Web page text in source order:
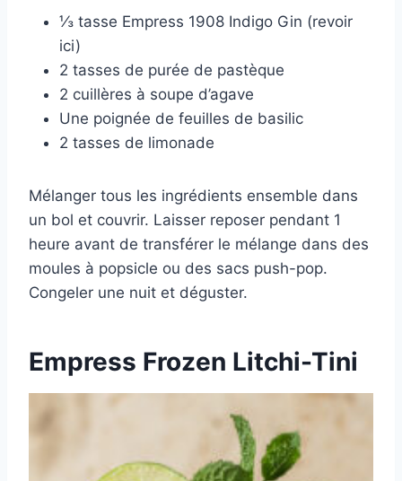
⅓ tasse Empress 1908 Indigo Gin (revoir
ici)
2 tasses de purée de pastèque
2 cuillères à soupe d’agave
Une poignée de feuilles de basilic
2 tasses de limonade
Mélanger tous les ingrédients ensemble dans
un bol et couvrir. Laisser reposer pendant 1
heure avant de transférer le mélange dans des
moules à popsicle ou des sacs push-pop.
Congeler une nuit et déguster.
Empress Frozen Litchi-Tini